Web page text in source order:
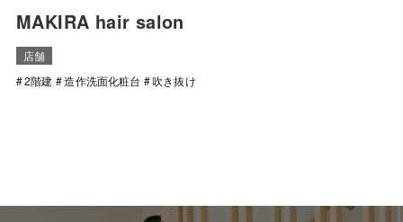
MAKIRA hair salon
店舗
2階建
造作洗面化粧台 吹き抜け